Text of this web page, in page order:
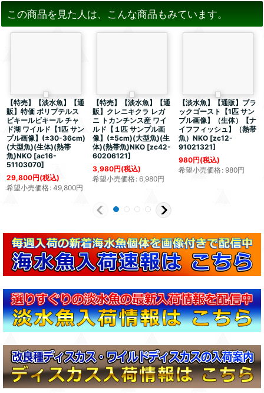
この商品を見た人は、こんな商品もみています。
【特売】【淡水魚】【通
販】特価 ポリプテルス
ビキールビキール チャ
ド湖 ワイルド【1匹 サン
プル画像】(±30-36cm)
(大型魚)(生体)(熱帯
魚)NKO [ac16-
51103070]
29,800円(税込)
希望小売価格: 49,800円
【特売】【淡水魚】【通
販】クレニキクラ レガ
ニ トカンチンス産 ワイ
ルド【１匹 サンプル画
像】(±5cm)(大型魚)(生
体)(熱帯魚)NKO [zc42-
60206121]
3,980円(税込)
希望小売価格: 6,980円
【淡水魚】【通販】ブラ
ックゴースト【1匹 サン
プル画像】（生体）【ナ
イフフィッシュ】（熱帯
魚）NKO [zc12-
91021321]
980円(税込)
希望小売価格: 980円